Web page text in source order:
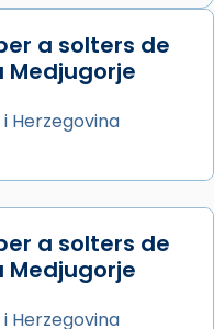
tingut lloc la
agraïment al
apostòlica
i als
de Barcelona.
el cardenal Joan
missa i l’ha
de Barcelona,
a solters de
Medjugorje
Herzegovina
a solters de
Medjugorje
Herzegovina